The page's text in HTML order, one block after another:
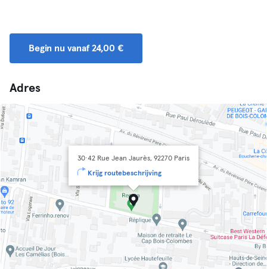
Begin nu vanaf 24,00 €
Adres
30·42 Rue Jean Jaurès, 92270 Paris
Krijg routebeschrijving